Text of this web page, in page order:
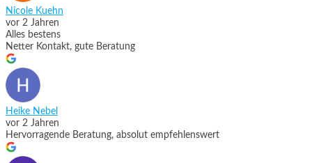
Nicole Kuehn
vor 2 Jahren
Alles bestens
Netter Kontakt, gute Beratung
Heike Nebel
vor 2 Jahren
Hervorragende Beratung, absolut empfehlenswert